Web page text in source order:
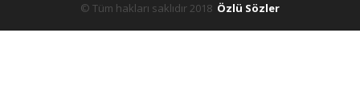
© Tüm hakları saklıdır 2018 Özlü Sözler